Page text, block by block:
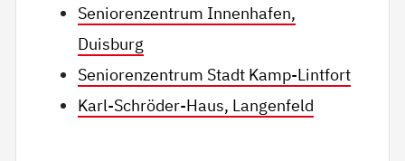
Seniorenzentrum Innenhafen,
Duisburg
Seniorenzentrum Stadt Kamp-Lintfort
Karl-Schröder-Haus, Langenfeld